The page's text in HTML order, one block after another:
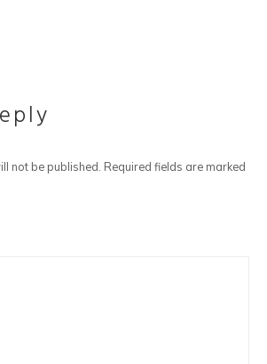
not be published. Required fields are marked